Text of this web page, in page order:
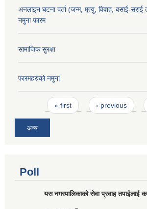
अनलाइन घटना दर्ता (जन्म, मृत्यु, विवाह, बसाई-सराई
नमुना फारम
सामाजिक सुरक्षा
फारमहरुको नमुना
Pages« first ‹ previous
अन्य
Poll
यस नगरपालिकाको सेवा प्रवाह तपाईलाई